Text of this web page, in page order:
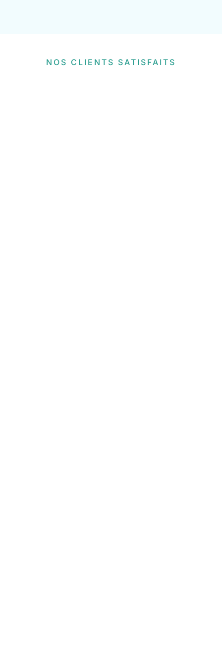
NOS CLIENTS SATISFAITS